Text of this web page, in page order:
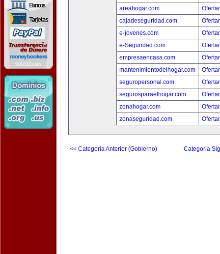
areahogar.com
cajadeseguridad.com
e-jovenes.com
e-Seguridad.com
empresaencasa.com
mantenimientodelhogar.com
seguropersonal.com
segurosparaelhogar.com
zonahogar.com
zonaseguridad.com
<< Categoria Anterior (Gobierno) Categoria